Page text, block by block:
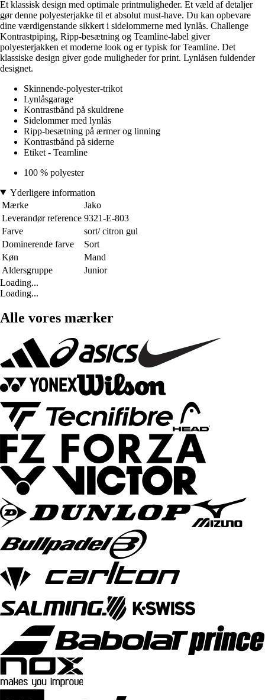
Et klassisk design med optimale printmuligheder. Et væld af detaljer
gør denne polyesterjakke til et absolut must-have. Du kan opbevare
dine værdigenstande sikkert i sidelommerne med lynlås. Challenge
Kontrastpiping, Ripp-besætning og Teamline-label giver
polyesterjakken et moderne look og er typisk for Teamline. Det
klassiske design giver gode muligheder for print. Lynlåsen fuldender
designet.
Skinnende-polyester-trikot
Lynlåsgarage
Kontrastbånd på skuldrene
Sidelommer med lynlås
Ripp-besætning på ærmer og linning
Kontrastbånd på siderne
Etiket - Teamline
100 % polyester
Yderligere information
Mærke
Jako
Leverandør reference 9321-E-803
Farve
sort/ citron gul
Dominerende farve
Sort
Køn
Mand
Aldersgruppe
Junior
Loading...
Loading...
Alle vores mærker